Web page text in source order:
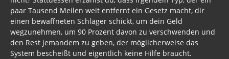
paar Tausend Meilen weit entfernt ein Gesetz macht, dir
einen bewaffneten Schläger schickt, um dein Geld
wegzunehmen, um 90 Prozent davon zu verschwenden und
den Rest jemandem zu geben, der möglicherweise das
System bescheißt und eigentlich keine Hilfe braucht.